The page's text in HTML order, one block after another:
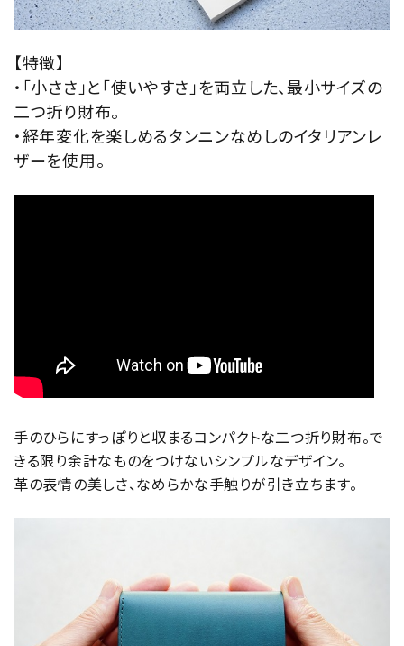
【特徴】
・「小ささ」と「使いやすさ」を両立した、最小サイズの
二つ折り財布。
・経年変化を楽しめるタンニンなめしのイタリアンレ
ザーを使用。
手のひらにすっぽりと収まるコンパクトな二つ折り財布。で
きる限り余計なものをつけないシンプルなデザイン。
革の表情の美しさ、なめらかな手触りが引き立ちます。